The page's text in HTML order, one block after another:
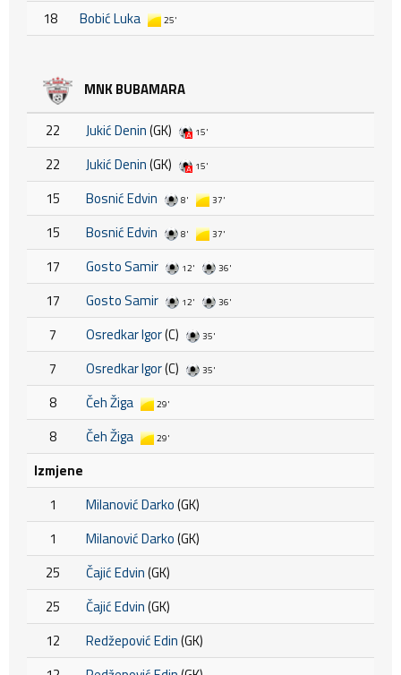
18 Bobić Luka 25'
MNK BUBAMARA
22 Jukić Denin(GK) 15'
22 Jukić Denin(GK) 15'
15 Bosnić Edvin 8' 37'
15 Bosnić Edvin 8' 37'
17 Gosto Samir 12' 36'
17 Gosto Samir 12' 36'
7 Osredkar Igor(C) 35'
7 Osredkar Igor(C) 35'
8 Čeh Žiga 29'
8 Čeh Žiga 29'
Izmjene
1
Milanović Darko(GK)
1
Milanović Darko(GK)
25
Čajić Edvin(GK)
25
Čajić Edvin(GK)
12
Redžepović Edin(GK)